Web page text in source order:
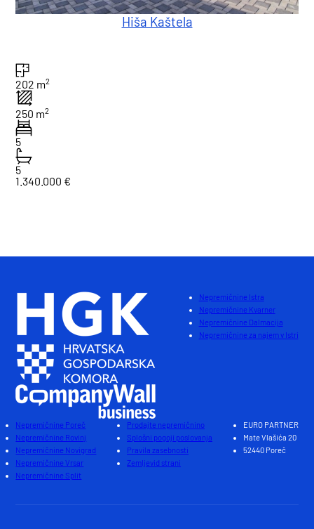
Hiša Kaštela
202 m2
250 m2
5
5
1.340.000 €
Nepremičnine Istra
Nepremičnine Kvarner
Nepremičnine Dalmacija
Nepremičnine za najem v Istri
Nepremičnine Poreč
Nepremičnine Rovinj
Nepremičnine Novigrad
Nepremičnine Vrsar
Nepremičnine Split
Prodajte nepremičnino
Splošni pogoji poslovanja
Pravila zasebnosti
Zemljevid strani
EURO PARTNER
Mate Vlašića 20
52440 Poreč